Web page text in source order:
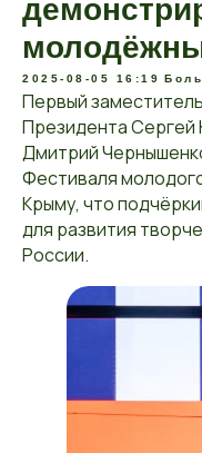
2025-08-05 16:19
Первый
Президента Сергей
Дмитрий
Фестиваля
Крыму, что
для развития
России.